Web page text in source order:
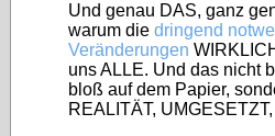
Und genau DAS, ganz
warum die dringend
Veränderungen
uns ALLE. Und das nicht
bloß auf dem Papier,
REALITÄT,